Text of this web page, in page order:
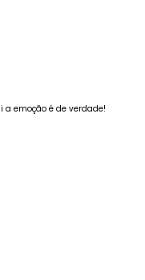
emoção é de verdade!